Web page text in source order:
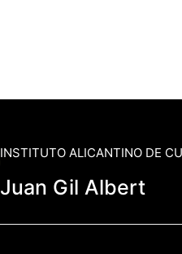
INSTITUTO ALICANTINO DE
Juan Gil Albert